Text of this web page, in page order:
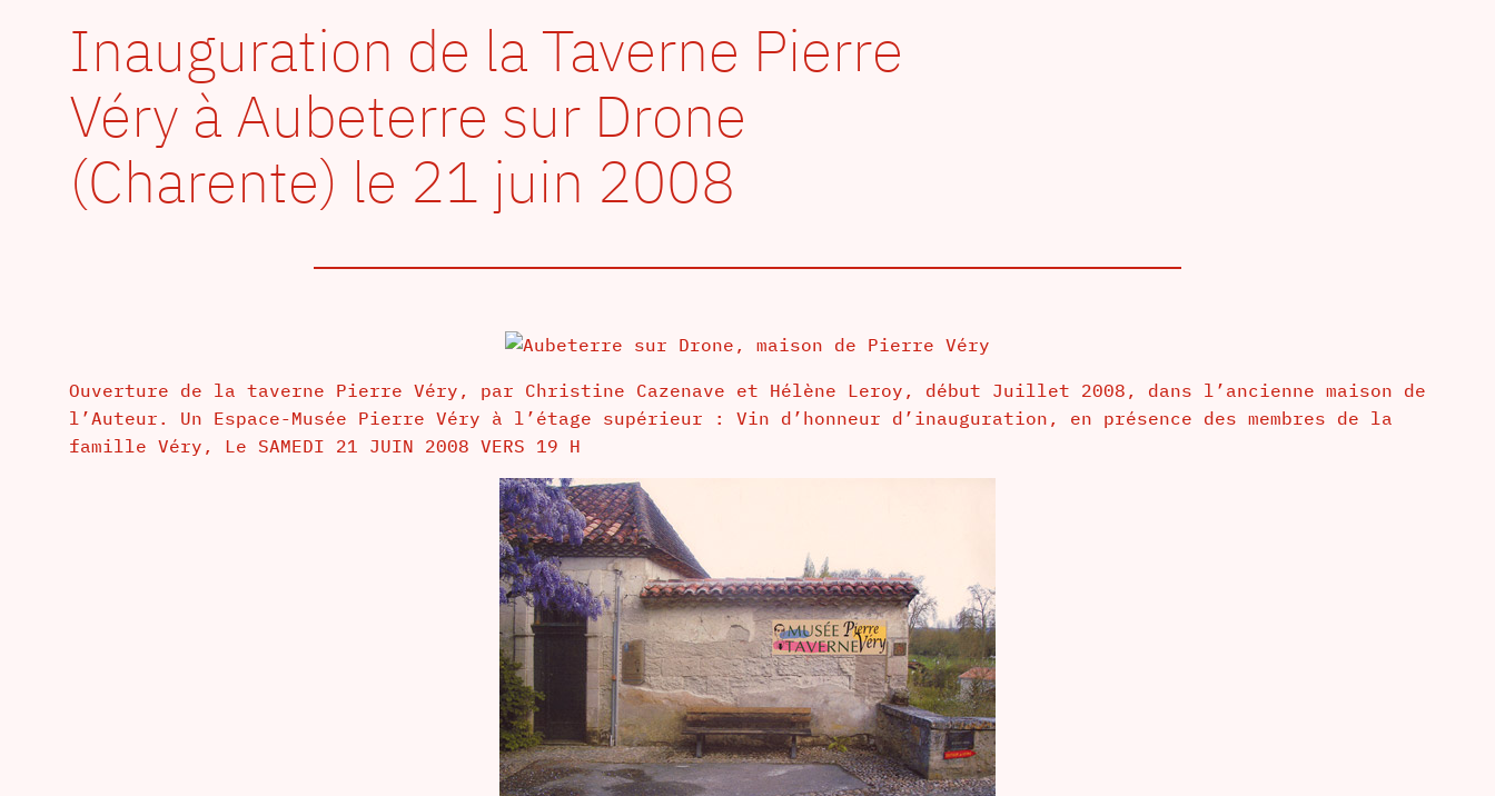
Inauguration de la Taverne Pierre
Véry à Aubeterre sur Drone
(Charente) le 21 juin 2008
Ouverture de la taverne Pierre Véry, par Christine Cazenave et Hélène Leroy, début Juillet 2008, dans l’ancienne maison de
l’Auteur. Un Espace-Musée Pierre Véry à l’étage supérieur : Vin d’honneur d’inauguration, en présence des membres de la
famille Véry, Le SAMEDI 21 JUIN 2008 VERS 19 H